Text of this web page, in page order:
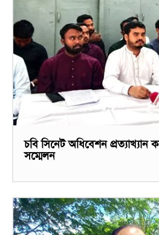
চবি সিনেট অধিবেশন প্রত্যাখ্যান
সম্মেলন